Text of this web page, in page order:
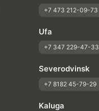
+7 473 212-09-73
Ufa
+7 347 229-47-33
Severodvinsk
+7 8182 45-79-29
Kaluga